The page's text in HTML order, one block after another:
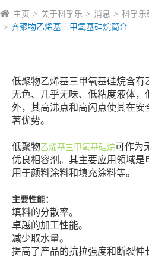
主页 关于科孚乐 消息
科孚乐
齐聚物乙烯基三甲氧基硅烷简介
低聚物乙烯基三甲氧基硅烷含有
无色、几乎无味、低粘度液体，
外，其高沸点和高闪点使其在安
著优势。
低聚物乙烯基三甲氧基硅烷可作为
优良相容剂。其主要应用领域是
用于颜料涂料和填充涂料等。
主要性能：
填料的分散率。
卓越的加工性能。
减少取水量。
提高了产品的抗拉强度和断裂伸